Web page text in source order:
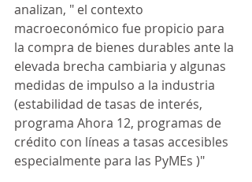
analizan, " el contexto
macroeconómico fue propicio para
la compra de bienes durables ante la
elevada brecha cambiaria y algunas
medidas de impulso a la industria
(estabilidad de tasas de interés,
programa Ahora 12, programas de
crédito con líneas a tasas accesibles
especialmente para las PyMEs )"